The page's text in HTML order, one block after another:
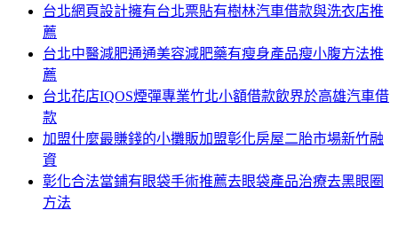
台北網頁設計擁有台北票貼有樹林汽車借款與洗衣店推
薦
台北中醫減肥通通美容減肥藥有瘦身產品瘦小腹方法推
薦
台北花店IQOS煙彈專業竹北小額借款飲界於高雄汽車借
款
加盟什麼最賺錢的小攤販加盟彰化房屋二胎市場新竹融
資
彰化合法當鋪有眼袋手術推薦去眼袋產品治療去黑眼圈
方法